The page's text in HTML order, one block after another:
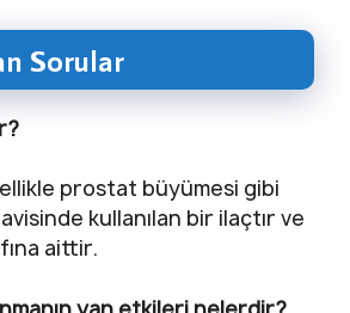
Sorular
prostat büyümesi gibi
kullanılan bir ilaçtır ve
aittir.